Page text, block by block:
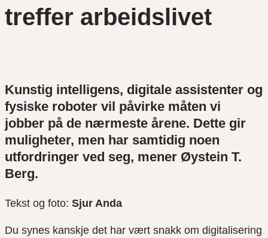
treffer arbeidslivet
Kunstig intelligens, digitale assistenter og
fysiske roboter vil påvirke måten vi
jobber på de nærmeste årene. Dette gir
muligheter, men har samtidig noen
utfordringer ved seg, mener Øystein T.
Berg.
Tekst og foto: Sjur Anda
Du synes kanskje det har vært snakk om digitalisering